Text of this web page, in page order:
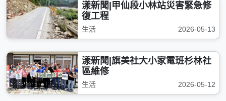
漾新聞|甲仙段小林站災害緊急修
復工程
生活 2026-05-13
漾新聞|旗美社大小家電班杉林社
區維修
生活 2026-05-12